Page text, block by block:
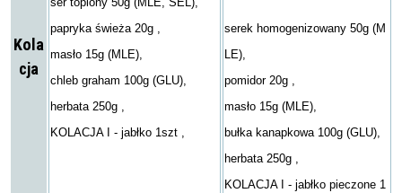
Kola
cja
papryka świeża 20g ,
masło 15g (MLE),
chleb graham 100g (GLU),
herbata 250g ,
KOLACJA I - jabłko 1szt ,
serek homogenizowany 50g (M
LE),
pomidor 20g ,
masło 15g (MLE),
bułka kanapkowa 100g (GLU),
herbata 250g ,
KOLACJA I - jabłko pieczone 1